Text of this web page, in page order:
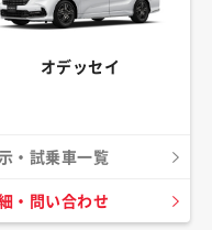
オデッセイ
・試乗車一覧
・問い合わせ